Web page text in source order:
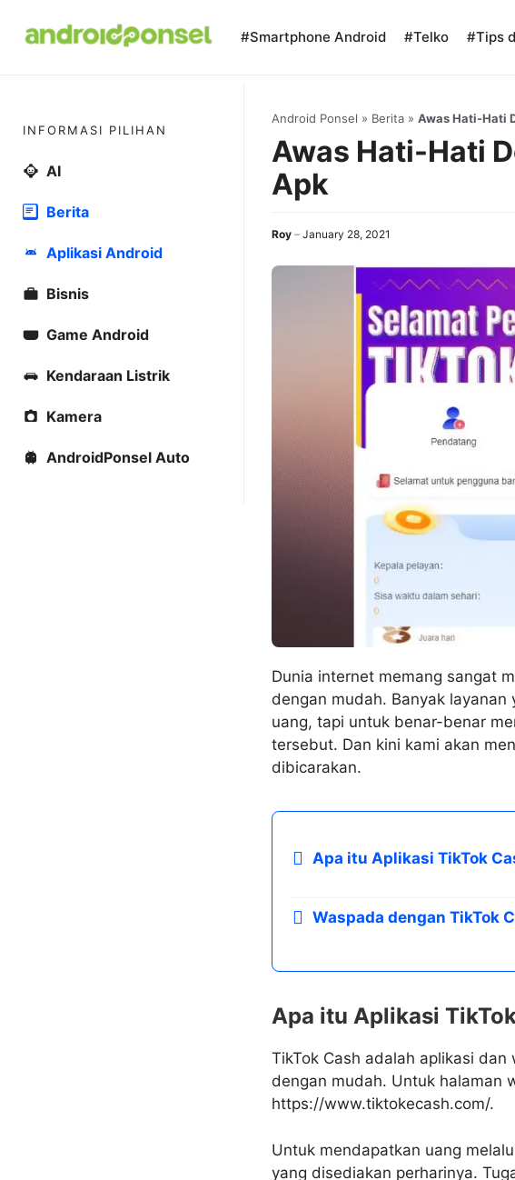
#Smartphone Android #Telko #Tips
Android Ponsel » Berita» Awas Hati-Hati
Awas Hati-Hati
Apk
Roy January 28, 2021
Dunia internet memang sangat
dengan mudah. Banyak
uang, tapi untuk benar-benar
tersebut. Dan kini kami akan
dibicarakan.
Apa itu Aplikasi TikTok
Waspada dengan TikTok
Apa itu Aplikasi
TikTok Cash adalah aplikasi
dengan mudah. Untuk halaman
https://www.tiktokecash.com/.
Untuk mendapatkan uang
yang disediakan perharinya.
INFORMASI PILIHAN
AI
Berita
Aplikasi Android
Bisnis
Game Android
Kendaraan Listrik
Kamera
AndroidPonsel Auto